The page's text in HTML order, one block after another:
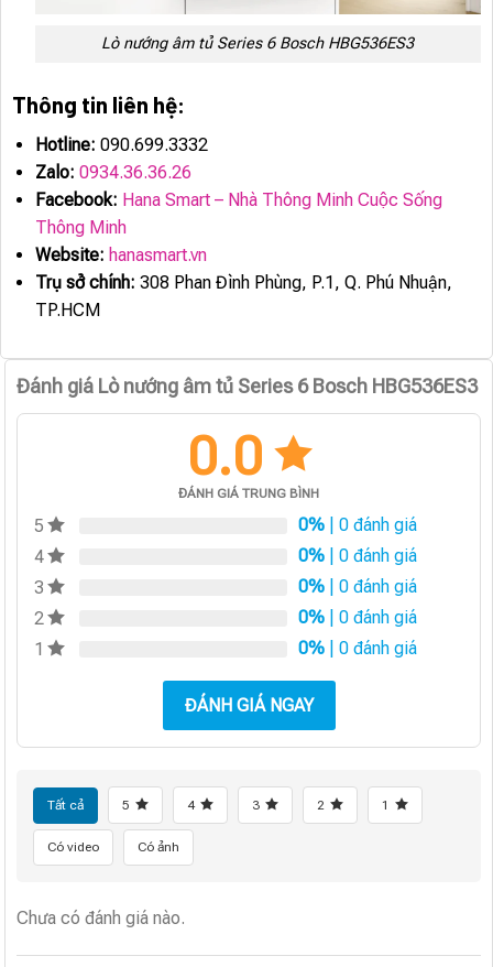
Lò nướng âm tủ Series 6 Bosch HBG536ES3
Thông tin liên hệ:
Hotline: 090.699.3332
Zalo: 0934.36.36.26
Facebook: Hana Smart – Nhà Thông Minh Cuộc Sống
Thông Minh
Website: hanasmart.vn
Trụ sở chính: 308 Phan Đình Phùng, P.1, Q. Phú Nhuận,
TP.HCM
Đánh giá Lò nướng âm tủ Series 6 Bosch HBG536ES3
0.0
ĐÁNH GIÁ TRUNG BÌNH
5 0% | 0 đánh giá
4
0% | 0 đánh giá
3
0% | 0 đánh giá
2
0% | 0 đánh giá
1
0% | 0 đánh giá
ĐÁNH GIÁ NGAY
Tất cả 5 4 3 2 1
Có video Có ảnh
Chưa có đánh giá nào.